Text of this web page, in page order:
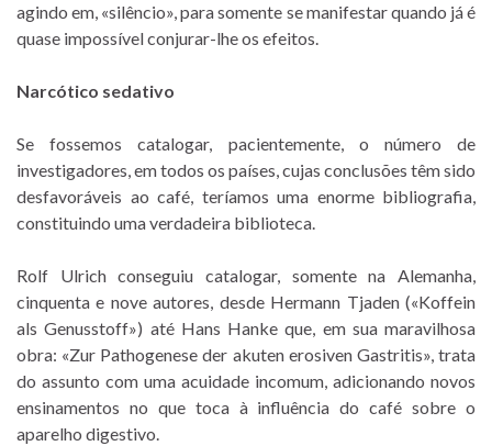
agindo em, «silêncio», para somente se manifestar quando já é
quase impossível conjurar-lhe os efeitos.
Narcótico sedativo
Se fossemos catalogar, pacientemente, o número de
investigadores, em todos os países, cujas conclusões têm sido
desfavoráveis ao café, teríamos uma enorme bibliografia,
constituindo uma verdadeira biblioteca.
Rolf Ulrich conseguiu catalogar, somente na Alemanha,
cinquenta e nove autores, desde Hermann Tjaden («Koffein
als Genusstoff») até Hans Hanke que, em sua maravilhosa
obra: «Zur Pathogenese der akuten erosiven Gastritis», trata
do assunto com uma acuidade incomum, adicionando novos
ensinamentos no que toca à influência do café sobre o
aparelho digestivo.